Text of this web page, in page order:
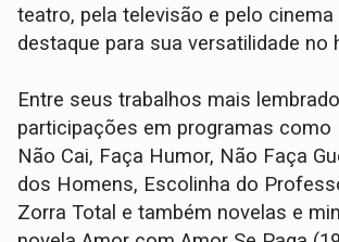
teatro, pela televisão e pelo
destaque para sua versatilidade no
Entre seus trabalhos mais
participações em programas como
Não Cai, Faça Humor, Não Faça
dos Homens, Escolinha do
Zorra Total e também novelas e